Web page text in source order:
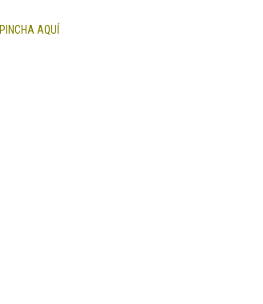
PINCHA AQUÍ